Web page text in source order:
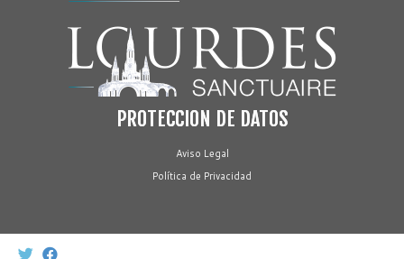
PROTECCION DE DATOS
Aviso Legal
Política de Privacidad